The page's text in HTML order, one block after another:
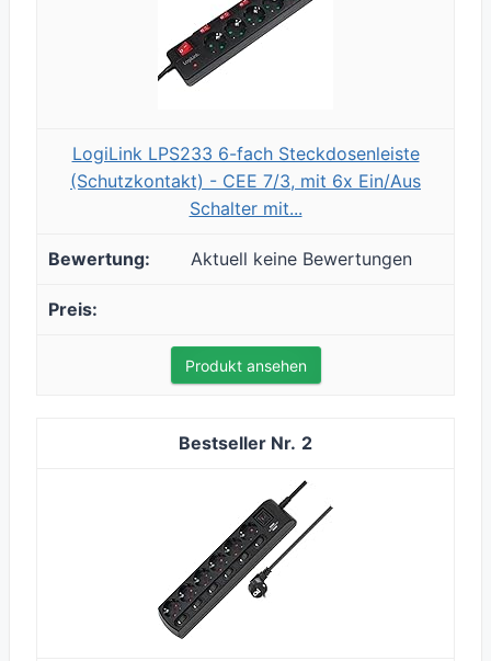
LogiLink LPS233 6-fach Steckdosenleiste
(Schutzkontakt) - CEE 7/3, mit 6x Ein/Aus
Schalter mit...
Aktuell keine Bewertungen
Produkt ansehen
2